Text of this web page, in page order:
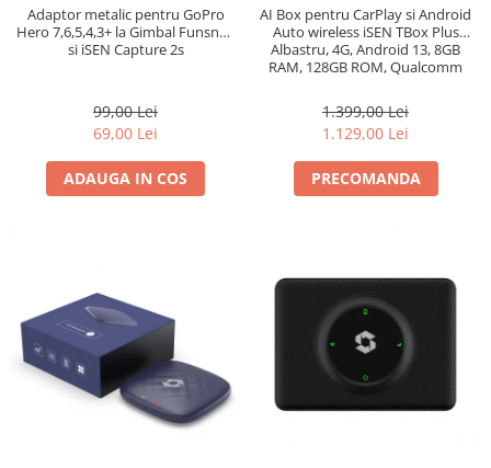
Adaptor metalic pentru GoPro
Hero 7,6,5,4,3+ la Gimbal Funsnap
si iSEN Capture 2s
99,00 Lei
69,00 Lei
ADAUGA IN COS
AI Box pentru CarPlay si Android
Auto wireless iSEN TBox Plus
Albastru, 4G, Android 13, 8GB
RAM, 128GB ROM, Qualcomm
1.399,00 Lei
1.129,00 Lei
PRECOMANDA